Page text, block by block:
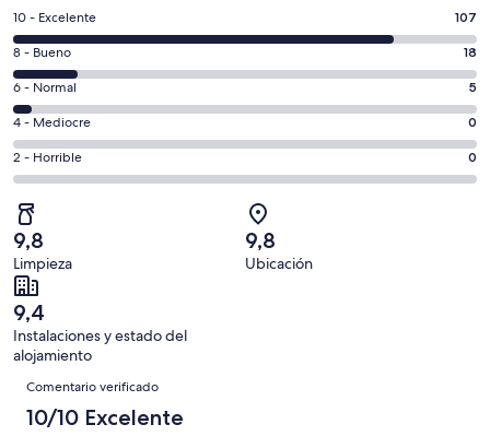
en
una
ventana
nueva
107
comentarios
de
un
total
de
130
con
una
puntuación
de
10
-
Excelente
10 - Excelente 107
18
comentarios
de
un
total
de
con
una
puntuación
de
8
-
Bueno
8 - Bueno 18
5
comentarios
de
un
total
de
130
con
una
puntuación
de
6
-
Normal
6 - Normal 5
0
comentarios
de
total
de
130
con
una
puntuación
de
Mediocre
4 - Mediocre 0
0
comentarios
de
un
total
de
130
con
una
puntuación
de
2 - Horrible 0
9,8
Limpieza
9,8
Ubicación
9,4
Instalaciones y estado del
alojamiento
Comentarios
Comentario verificado
10/10 Excelente